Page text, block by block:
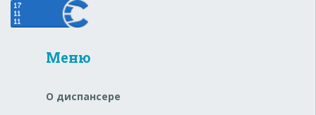
Меню
О диспансере